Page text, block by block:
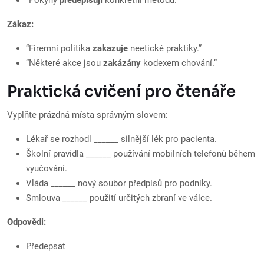
Zákaz:
“Firemní politika zakazuje neetické praktiky.”
“Některé akce jsou zakázány kodexem chování.”
Praktická cvičení pro čtenáře
Vyplňte prázdná místa správným slovem:
Lékař se rozhodl ______ silnější lék pro pacienta.
Školní pravidla ______ používání mobilních telefonů během
vyučování.
Vláda ______ nový soubor předpisů pro podniky.
Smlouva ______ použití určitých zbraní ve válce.
Odpovědi:
Předepsat